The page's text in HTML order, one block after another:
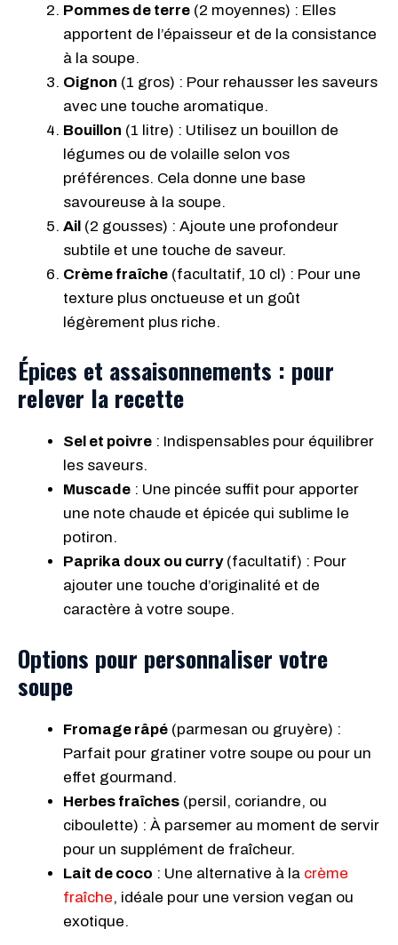
Pommes de terre (2 moyennes) : Elles
apportent de l’épaisseur et de la consistance
à la soupe.
Oignon (1 gros) : Pour rehausser les saveurs
avec une touche aromatique.
Bouillon (1 litre) : Utilisez un bouillon de
légumes ou de volaille selon vos
préférences. Cela donne une base
savoureuse à la soupe.
Ail (2 gousses) : Ajoute une profondeur
subtile et une touche de saveur.
Crème fraîche (facultatif, 10 cl) : Pour une
texture plus onctueuse et un goût
légèrement plus riche.
Épices et assaisonnements : pour
relever la recette
Sel et poivre : Indispensables pour équilibrer
les saveurs.
Muscade : Une pincée suffit pour apporter
une note chaude et épicée qui sublime le
potiron.
Paprika doux ou curry(facultatif) : Pour
ajouter une touche d’originalité et de
caractère à votre soupe.
Options pour personnaliser votre
soupe
Fromage râpé (parmesan ou gruyère) :
Parfait pour gratiner votre soupe ou pour un
effet gourmand.
Herbes fraîches (persil, coriandre, ou
ciboulette) : À parsemer au moment de servir
pour un supplément de fraîcheur.
Lait de coco : Une alternative à la crème
fraîche, idéale pour une version vegan ou
exotique.